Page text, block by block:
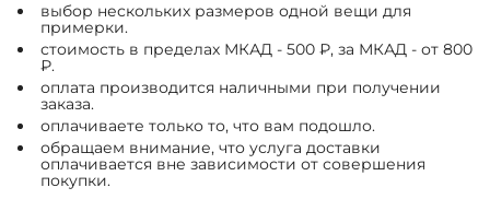
выбор нескольких размеров одной вещи для
примерки.
стоимость в пределах МКАД - 500 ₽, за МКАД - от 800
₽.
оплата производится наличными при получении
заказа.
оплачиваете только то, что вам подошло.
обращаем внимание, что услуга доставки
оплачивается вне зависимости от совершения
покупки.